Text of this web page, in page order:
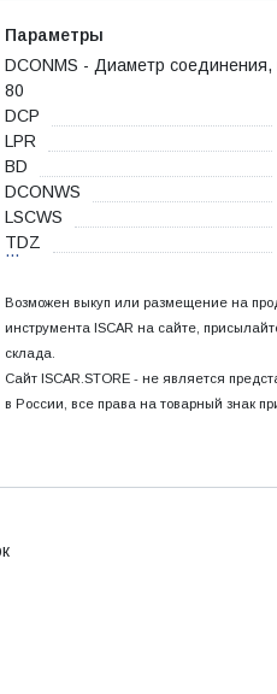
Параметры
DCONMS - Диаметр соединения,
80
DCP
LPR
BD
DCONWS
LSCWS
TDZ
...
Возможен выкуп или размещение на
инструмента ISCAR на сайте,
склада.
Сайт ISCAR.STORE - не является
в России, все права на товарный знак